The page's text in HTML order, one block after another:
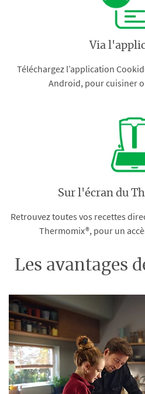
Via
Téléchargez l’application
Android, pour cuisiner
Sur l'écran du
Retrouvez toutes vos recettes
Thermomix®, pour un
Les avantages